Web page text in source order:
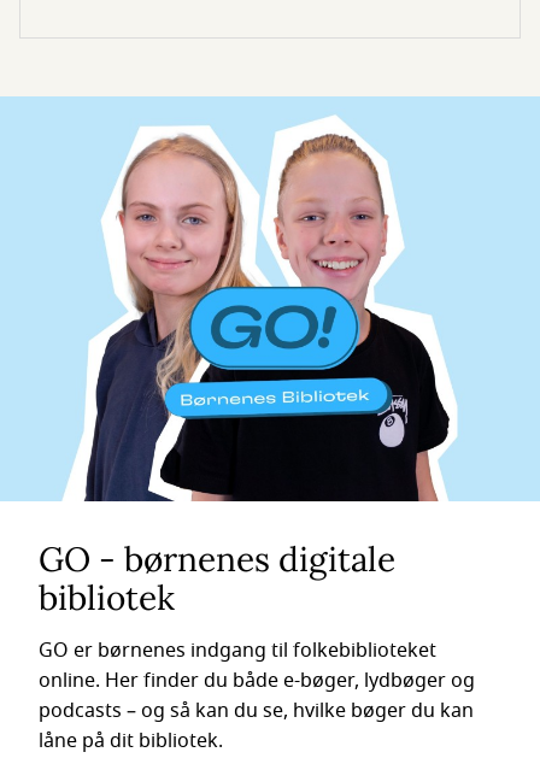
GO - børnenes digitale
bibliotek
GO er børnenes indgang til folkebiblioteket
online. Her finder du både e-bøger, lydbøger og
podcasts – og så kan du se, hvilke bøger du kan
låne på dit bibliotek.